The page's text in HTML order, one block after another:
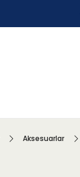
Aksesuarlar